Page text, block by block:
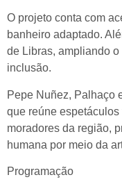
O projeto conta com
banheiro adaptado.
de Libras, ampliando
inclusão.
Pepe Nuñez, Palhaço
que reúne
moradores da região,
humana por meio da
Programação